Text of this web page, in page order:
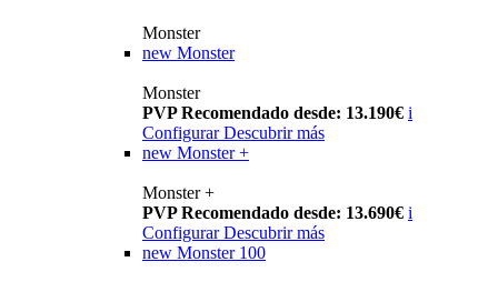
Monster
new Monster
Monster
PVP Recomendado desde: 13.190€ i
Configurar Descubrir más
new Monster +
Monster +
PVP Recomendado desde: 13.690€ i
Configurar Descubrir más
new Monster 100